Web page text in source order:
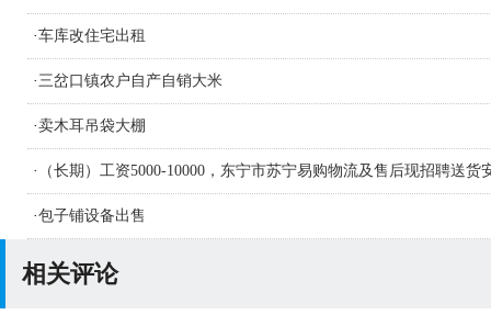
·车库改住宅出租
·三岔口镇农户自产自销大米
·卖木耳吊袋大棚
·
（长期）工资5000-10000，东宁市苏宁易购物流及售后现招聘送货
人员及学徒若干名
·包子铺设备出售
相关评论